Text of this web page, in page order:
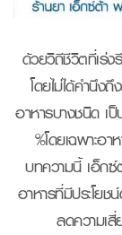
ด้วยวิถีชีวิตที่เร่ง
โดยไม่ได้คำนึง
อาหารบางชนิด เ
%โดยเฉพาะอ
บทความนี้ เอ็ก
อาหารที่มีประโยช
ลดความเสี่